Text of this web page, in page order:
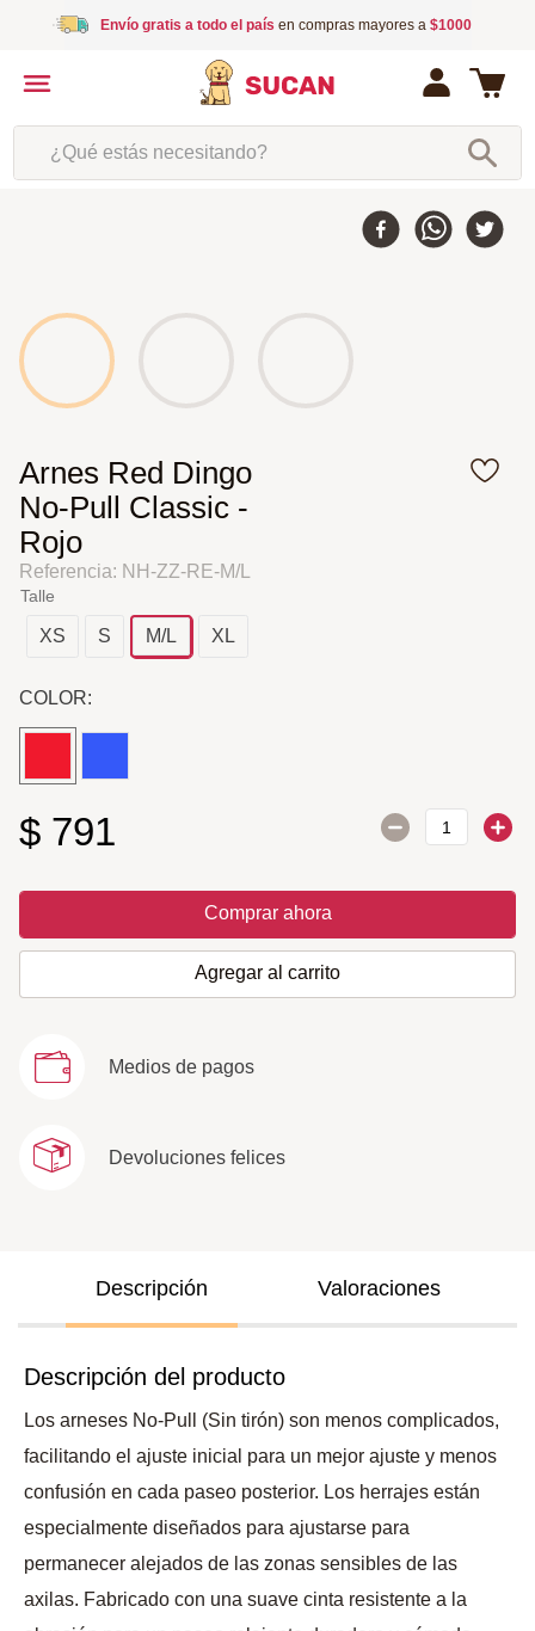
Envío gratis a todo el país en compras mayores a $1000
¿Qué estás necesitando?
Arnes Red Dingo
No-Pull Classic -
Rojo
Referencia: NH-ZZ-RE-M/L
Talle
XS S M/L XL
COLOR:
$ 791
Comprar ahora
Agregar al carrito
Medios de pagos
Devoluciones felices
Descripción Valoraciones
Descripción del producto
Los arneses No-Pull (Sin tirón) son menos complicados,
facilitando el ajuste inicial para un mejor ajuste y menos
confusión en cada paseo posterior. Los herrajes están
especialmente diseñados para ajustarse para
permanecer alejados de las zonas sensibles de las
axilas. Fabricado con una suave cinta resistente a la